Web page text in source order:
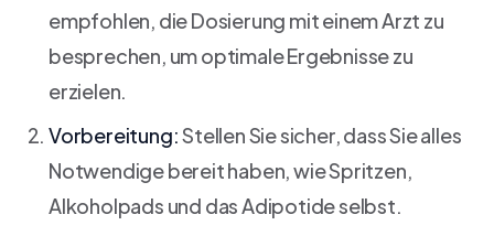
empfohlen, die Dosierung mit einem Arzt zu
besprechen, um optimale Ergebnisse zu
erzielen.
Vorbereitung:Stellen Sie sicher, dass Sie alles
Notwendige bereit haben, wie Spritzen,
Alkoholpads und das Adipotide selbst.